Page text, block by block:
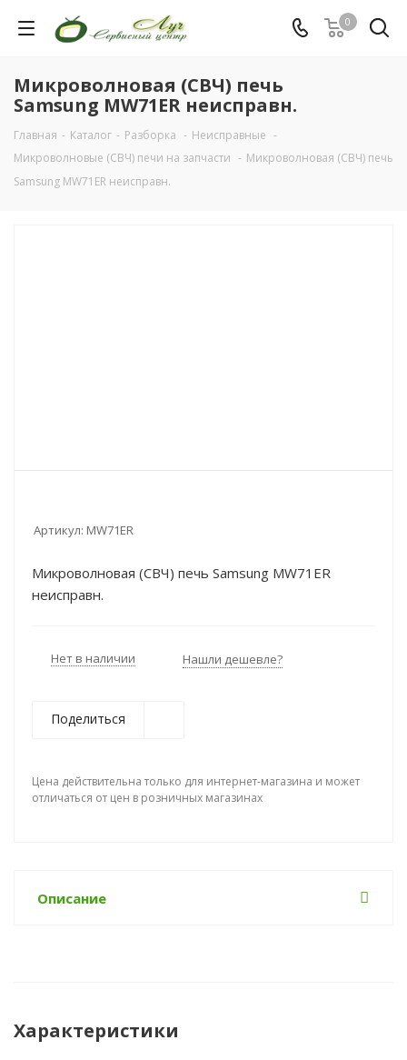
0
Микроволновая (СВЧ) печь
Samsung MW71ER неисправн.
Главная - Каталог - Разборка - Неисправные -
Микроволновые (СВЧ) печи на запчасти - Микроволновая (СВЧ) печь
Samsung MW71ER неисправн.
Артикул: MW71ER
Микроволновая (СВЧ) печь Samsung MW71ER
неисправн.
Нет в наличии Нашли дешевле?
Поделиться
Цена действительна только для интернет-магазина и может
отличаться от цен в розничных магазинах
Описание
Характеристики